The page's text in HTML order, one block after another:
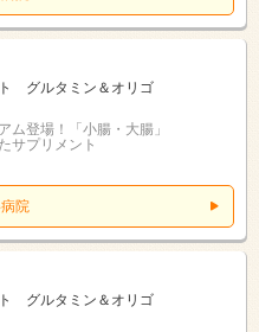
グルタミン＆オリゴ
ム登場！「小腸・大腸」
サプリメント
院
グルタミン＆オリゴ